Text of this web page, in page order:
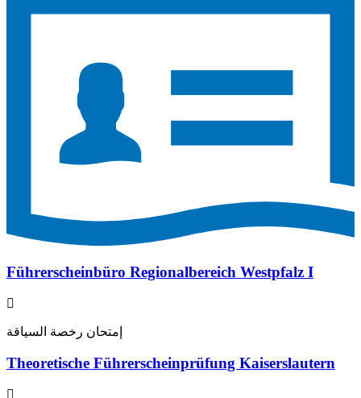
Führerscheinbüro Regionalbereich Westpfalz I
إمتحان رخصة السياقة
Theoretische Führerscheinprüfung Kaiserslautern